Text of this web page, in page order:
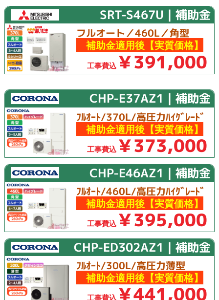
SRT-S467U｜補助金
フルオート／460L／角型
補助金適用後【実質価格】
工事費込 ￥391,000
CHP-E37AZ1｜補助金
ﾌﾙｵｰﾄ/370L/高圧力ﾊｲｸﾞﾚｰﾄﾞ
補助金適用後【実質価格】
工事費込 ￥373,000
CHP-E46AZ1｜補助金
ﾌﾙｵｰﾄ/460L/高圧力ﾊｲｸﾞﾚｰﾄﾞ
補助金適用後【実質価格】
工事費込 ￥395,000
CHP-ED302AZ1｜補助金
ﾌﾙｵｰﾄ/300L/高圧力薄型
補助金適用後【実質価格】
工事費込 ￥441,000